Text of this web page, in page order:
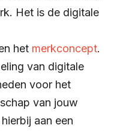
Het is de digitale
het merkconcept.
van digitale
voor het
van jouw
aan een